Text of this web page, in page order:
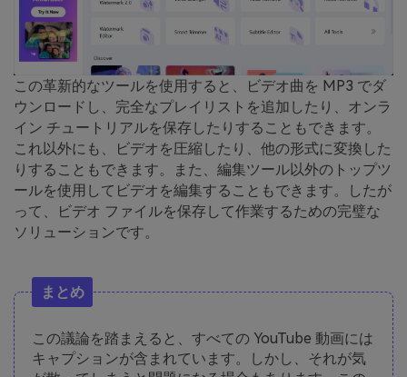
この革新的なツールを使用すると、ビデオ曲を MP3 でダ
ウンロードし、完全なプレイリストを追加したり、オンラ
イン チュートリアルを保存したりすることもできます。
これ以外にも、ビデオを圧縮したり、他の形式に変換した
りすることもできます。また、編集ツール以外のトップツ
ールを使用してビデオを編集することもできます。したが
って、ビデオ ファイルを保存して作業するための完璧な
ソリューションです。
まとめ
この議論を踏まえると、すべての YouTube 動画には
キャプションが含まれています。しかし、それが気